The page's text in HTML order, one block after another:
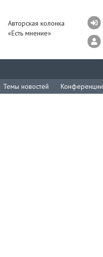
Авторская колонка
«Есть мнение»
Темы новостей Конференции